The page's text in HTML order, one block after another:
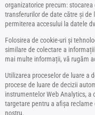
organizatorice precum:
transferurilor de date către și de
permiterea accesului la datele
Folosirea de cookie-uri și
similare de colectare a
mai multe informații, vă rugăm
Utilizarea proceselor de luare a
procese de luare de decizii
instrumentelor Web Analytics, a
targetare pentru a afișa reclame
nostru.